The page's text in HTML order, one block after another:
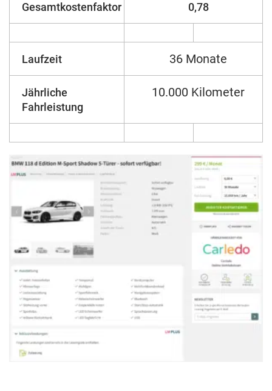
Gesamtkostenfaktor 0,78
Laufzeit 36 Monate
Jährliche
Fahrleistung
10.000 Kilometer